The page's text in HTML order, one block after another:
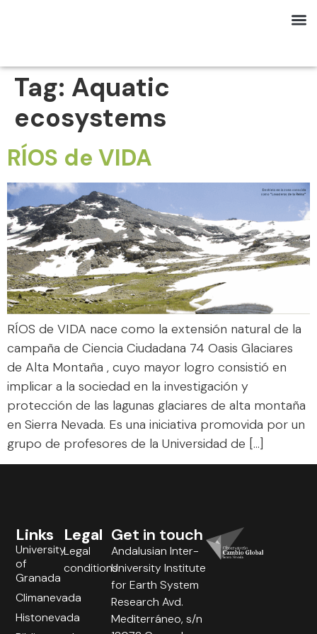
Tag: Aquatic
ecosystems
RÍOS de VIDA
RÍOS de VIDA nace como la extensión natural de la
campaña de Ciencia Ciudadana 74 Oasis Glaciares
de Alta Montaña , cuyo mayor logro consistió en
implicar a la sociedad en la investigación y
protección de las lagunas glaciares de alta montaña
en Sierra Nevada. Es una iniciativa promovida por un
grupo de profesores de la Universidad de […]
Legal
Legal
conditions
Links
University
of
Granada
Climanevada
Histonevada
Get in touch
Andalusian Inter-
University Institute
for Earth System
Research Avd.
Mediterráneo, s/n